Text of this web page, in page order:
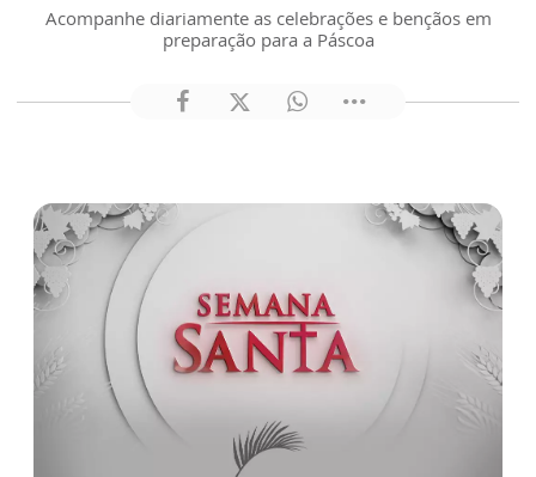
Acompanhe diariamente as celebrações e bençãos em
preparação para a Páscoa